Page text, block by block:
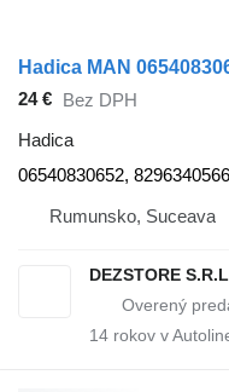
Hadica MAN
24 € Bez DPH
Hadica
06540830652,
Rumunsko, Suceava
DEZSTORE
14 rokov v